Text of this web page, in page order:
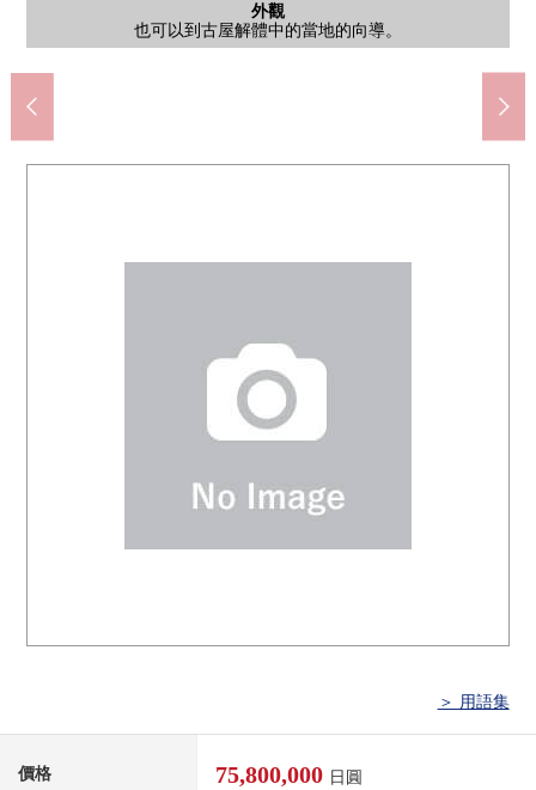
外觀
也可以到古屋解體中的當地的向導。
含有前面道路的外觀
也可以到古屋解體中的當地的向導。
含有前面道路的外觀
也可以到古屋解體中的當地的向導。
外觀
也可以到古屋解體中的當地的向導。
含有前面道路的外觀
也可以到古屋解體中的當地的向導。
外觀
也可以到古屋解體中的當地的向導。
外觀
也可以到古屋解體中的當地的向導。
其他當地
也可以到古屋解體中的當地的向導。
峰會商店練馬春日町商店(約550m)
SUGI藥品練馬早宮商店(約700m)
7-Eleven練馬春日町1丁目(約400m)
練馬春日南郵局(約650m)
練馬區立春日小學(約200m)
練馬區立練馬中學(約650m)
東京都立練馬城址公園(約210m)
步行6分鐘。
＞ 用語集
價格 75,800,000 日圓